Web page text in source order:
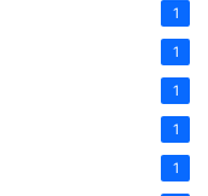
1
1
1
1
1